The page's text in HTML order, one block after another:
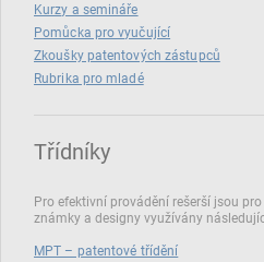
Kurzy a semináře
Pomůcka pro vyučující
Zkoušky patentových zástupců
Rubrika pro mladé
Třídníky
Pro efektivní provádění rešerší jsou
známky a designy využívány
MPT – patentové třídění